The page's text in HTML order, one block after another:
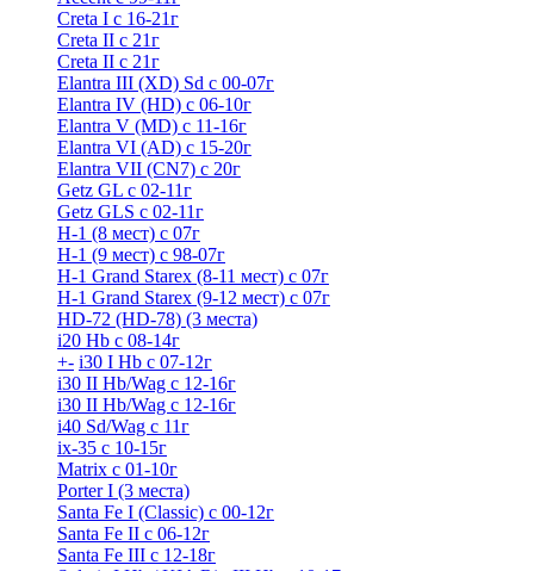
Creta I с 16-21г
Creta II с 21г
Creta II с 21г
Elantra III (XD) Sd c 00-07г
Elantra IV (HD) с 06-10г
Elantra V (MD) c 11-16г
Elantra VI (AD) с 15-20г
Elantra VII (CN7) с 20г
Getz GL с 02-11г
Getz GLS с 02-11г
H-1 (8 мест) c 07г
H-1 (9 мест) c 98-07г
H-1 Grand Starex (8-11 мест) с 07г
H-1 Grand Starex (9-12 мест) с 07г
HD-72 (HD-78) (3 места)
i20 Hb с 08-14г
+- i30 I Hb с 07-12г
i30 II Hb/Wag с 12-16г
i30 II Hb/Wag с 12-16г
i40 Sd/Wag с 11г
ix-35 с 10-15г
Matrix с 01-10г
Porter I (3 места)
Santa Fe I (Classic) с 00-12г
Santa Fe II с 06-12г
Santa Fe III c 12-18г